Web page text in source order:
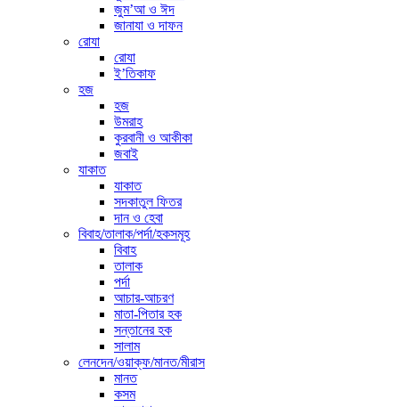
জুম’আ ও ঈদ
জানাযা ও দাফন
রোযা
রোযা
ই’তিকাফ
হজ
হজ
উমরাহ
কুরবানী ও আকীকা
জবাই
যাকাত
যাকাত
সদকাতুল ফিতর
দান ও হেবা
বিবাহ/তালাক/পর্দা/হকসমূহ
বিবাহ
তালাক
পর্দা
আচার-আচরণ
মাতা-পিতার হক
সন্তানের হক
সালাম
লেনদেন/ওয়াক্ফ/মানত/মীরাস
মানত
কসম